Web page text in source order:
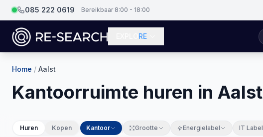
085 222 0619 Bereikbaar 8:00 - 18:00
RE
Home / Aalst
Kantoorruimte huren in Aalst
Huren Kopen Kantoor Grootte Energielabel IT Label